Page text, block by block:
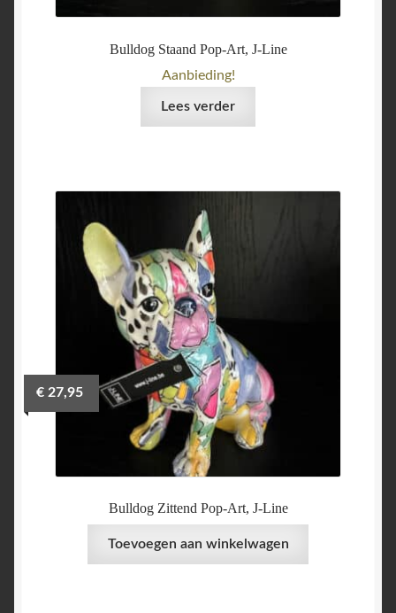
Bulldog Staand Pop-Art, J-Line
Aanbieding!
Lees verder
Bulldog Zittend Pop-Art, J-Line
€27,95
Toevoegen aan winkelwagen